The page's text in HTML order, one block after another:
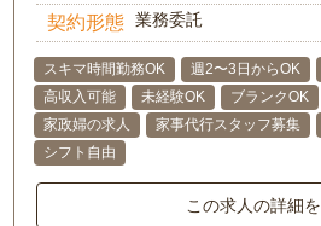
契約形態 業務委託
スキマ時間勤務OK 週2〜3日からOK
高収入可能
未経験OK ブランクOK
家政婦の求人
家事代行スタッフ募集
シフト自由
この求人の詳細